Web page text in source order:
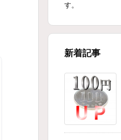
す。
新着記事